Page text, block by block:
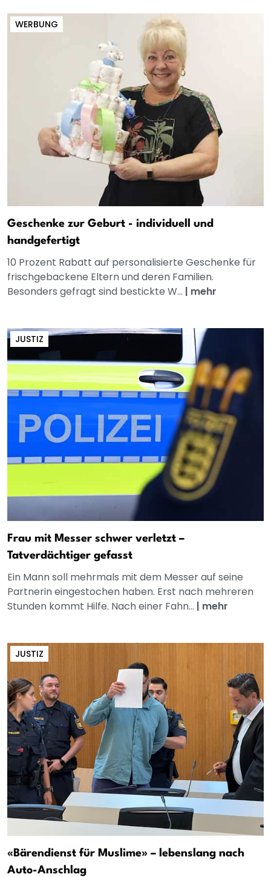
WERBUNG
Geschenke zur Geburt - individuell und
handgefertigt
10 Prozent Rabatt auf personalisierte Geschenke für
frischgebackene Eltern und deren Familien.
Besonders gefragt sind bestickte W... | mehr
JUSTIZ
Frau mit Messer schwer verletzt –
Tatverdächtiger gefasst
Ein Mann soll mehrmals mit dem Messer auf seine
Partnerin eingestochen haben. Erst nach mehreren
Stunden kommt Hilfe. Nach einer Fahn... | mehr
JUSTIZ
«Bärendienst für Muslime» – lebenslang nach
Auto-Anschlag